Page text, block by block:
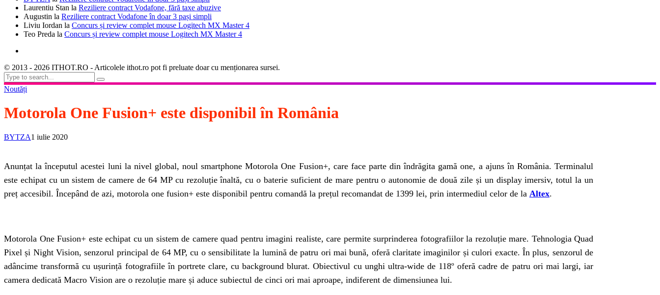
Laurentiu Stan la Reziliere contract Vodafone, fără taxe abuzive
Augustin la Reziliere contract Vodafone în doar 3 pași simpli
Liviu Iordan la Concurs și review complet mouse Logitech MX Master 4
Teo Preda la Concurs și review complet mouse Logitech MX Master 4
© 2013 - 2026 ITHOT.RO - Articolele ithot.ro pot fi preluate doar cu menționarea sursei.
Noutăți
Motorola One Fusion+ este disponibil în România
BYTZA1 iulie 2020
Anunțat la începutul acestei luni la nivel global, noul smartphone Motorola One Fusion+, care face parte din îndrăgita gamă one, a ajuns în România. Terminalul
este echipat cu un sistem de camere de 64 MP cu rezoluție înaltă, cu o baterie suficient de mare pentru o autonomie de două zile și un display imersiv, totul la un
preț accesibil. Începând de azi, motorola one fusion+ este disponibil pentru comandă la prețul recomandat de 1399 lei, prin intermediul celor de la Altex.
Motorola One Fusion+ este echipat cu un sistem de camere quad pentru imagini realiste, care permite surprinderea fotografiilor la rezoluție mare. Tehnologia Quad
Pixel și Night Vision, senzorul principal de 64 MP, cu o sensibilitate la lumină de patru ori mai bună, oferă claritate imaginilor și culori exacte. În plus, senzorul de
adâncime transformă cu ușurință fotografiile în portrete clare, cu background blurat. Obiectivul cu unghi ultra-wide de 118º oferă cadre de patru ori mai largi, iar
camera dedicată Macro Vision are o rezoluție mare și aduce subiectul de cinci ori mai aproape, indiferent de dimensiunea lui.